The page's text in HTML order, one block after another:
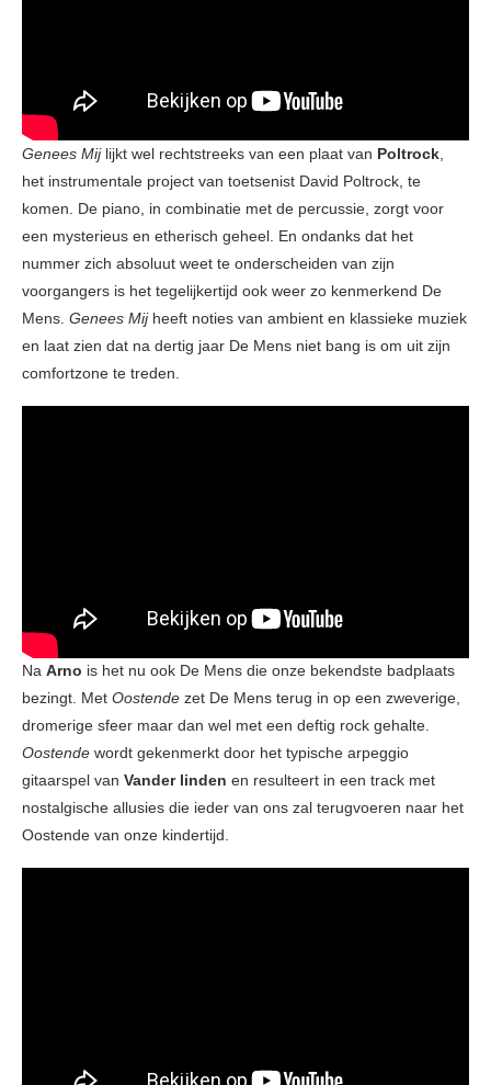
Genees Mijlijkt wel rechtstreeks van een plaat van Poltrock
het instrumentale project van toetsenist David Poltrock, te
komen. De piano, in combinatie met de percussie, zorgt voor
een mysterieus en etherisch geheel. En ondanks dat het
nummer zich absoluut weet te onderscheiden van zijn
voorgangers is het tegelijkertijd ook weer zo kenmerkend De
Mens. Genees Mijheeft noties van ambient en klassieke muziek
en laat zien dat na dertig jaar De Mens niet bang is om uit zijn
comfortzone te treden.
Na Arno is het nu ook De Mens die onze bekendste badplaats
bezingt. Met Oostende zet De Mens terug in op een zweverige,
dromerige sfeer maar dan wel met een deftig rock gehalte.
Oostende wordt gekenmerkt door het typische arpeggio
gitaarspel van Vander linden en resulteert in een track met
nostalgische allusies die ieder van ons zal terugvoeren naar het
Oostende van onze kindertijd.